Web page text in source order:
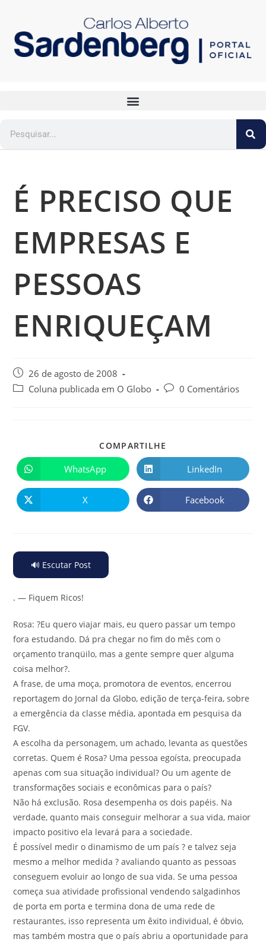
É PRECISO QUE
EMPRESAS E
PESSOAS
ENRIQUEÇAM
26 de agosto de 2008
Coluna publicada em O Globo
0 Comentários
COMPARTILHE
WhatsApp LinkedIn
X Facebook
🔊 Escutar Post
. — Fiquem Ricos!
Rosa: ?Eu quero viajar mais, eu quero passar um tempo
fora estudando. Dá pra chegar no fim do mês com o
orçamento tranqüilo, mas a gente sempre quer alguma
coisa melhor?.
A frase, de uma moça, promotora de eventos, encerrou
reportagem do Jornal da Globo, edição de terça-feira, sobre
a emergência da classe média, apontada em pesquisa da
FGV.
A escolha da personagem, um achado, levanta as questões
corretas. Quem é Rosa? Uma pessoa egoísta, preocupada
apenas com sua situação individual? Ou um agente de
transformações sociais e econômicas para o país?
Não há exclusão. Rosa desempenha os dois papéis. Na
verdade, quanto mais conseguir melhorar a sua vida, maior
impacto positivo ela levará para a sociedade.
É possível medir o dinamismo de um país ? e talvez seja
mesmo a melhor medida ? avaliando quanto as pessoas
conseguem evoluir ao longo de sua vida. Se uma pessoa
começa sua atividade profissional vendendo salgadinhos
de porta em porta e termina dona de uma rede de
restaurantes, isso representa um êxito individual, é óbvio,
mas também mostra que o país abriu a oportunidade para